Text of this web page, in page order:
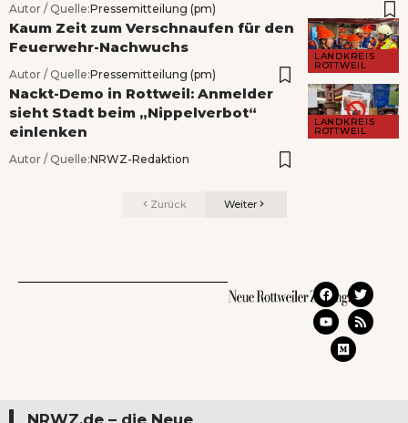
Autor / Quelle:Pressemitteilung (pm)
LANDKREIS
ROTTWEIL
Kaum Zeit zum Verschnaufen für den
Feuerwehr-Nachwuchs
Autor / Quelle:Pressemitteilung (pm)
LANDKREIS
ROTTWEIL
Nackt-Demo in Rottweil: Anmelder
sieht Stadt beim „Nippelverbot“
einlenken
Autor / Quelle:NRWZ-Redaktion
Zurück Weiter
NRWZ.de – die Neue